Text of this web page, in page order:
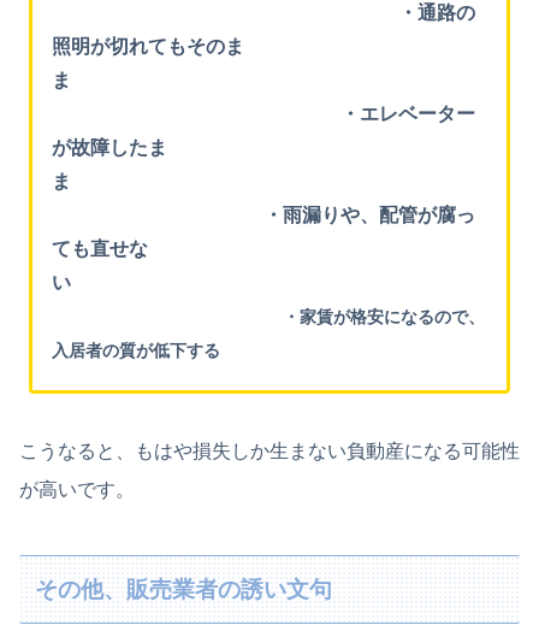
・通路の
照明が切れてもそのま
ま
・エレベーター
が故障したま
ま
・雨漏りや、配管が腐っ
ても直せな
い
・家賃が格安になるので、
入居者の質が低下する
こうなると、もはや損失しか生まない負動産になる可能性
が高いです。
その他、販売業者の誘い文句